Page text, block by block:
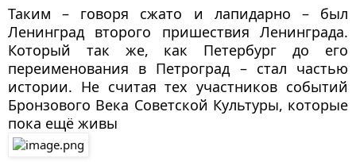
Таким – говоря сжато и лапидарно – был
Ленинград второго пришествия Ленинграда.
Который так же, как Петербург до его
переименования в Петроград – стал частью
истории. Не считая тех участников событий
Бронзового Века Советской Культуры, которые
пока ещё живы